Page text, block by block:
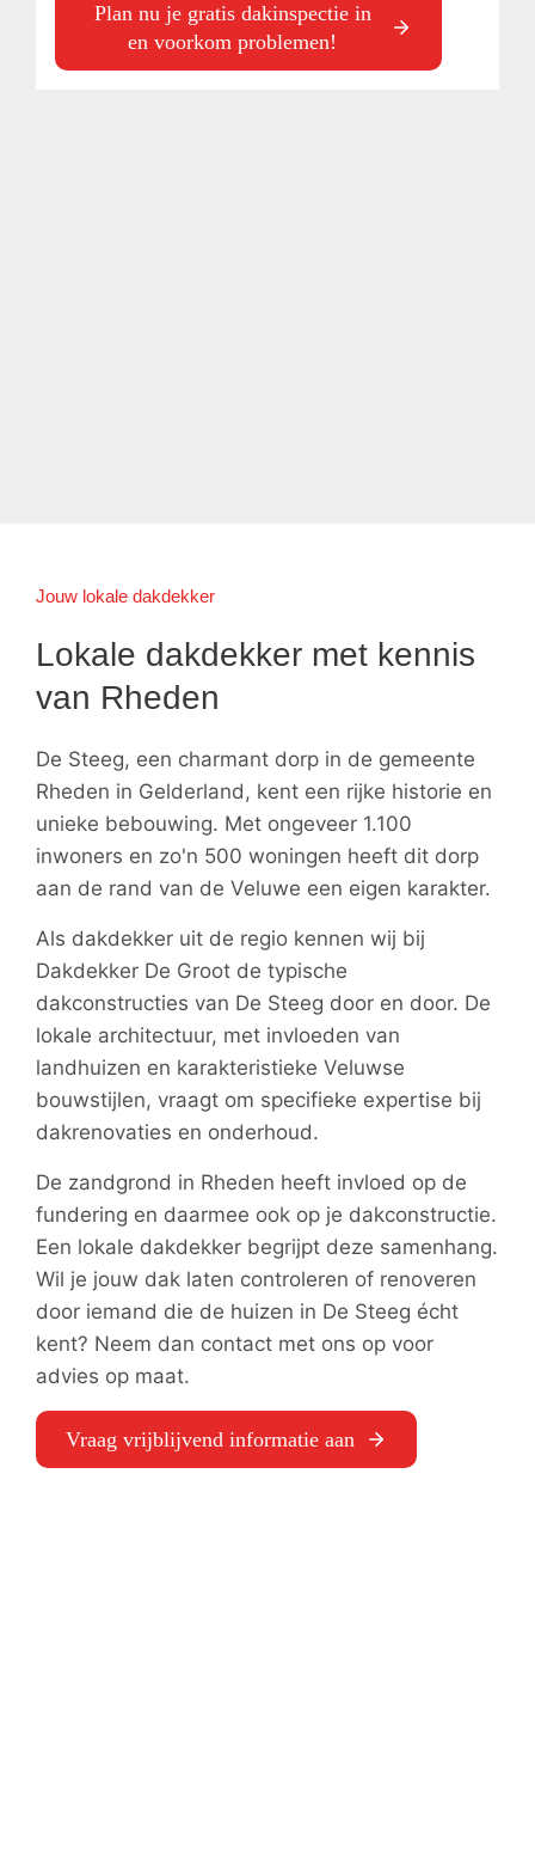
Plan nu je gratis dakinspectie in
en voorkom problemen!
Jouw lokale dakdekker
Lokale dakdekker met kennis
van Rheden
De Steeg, een charmant dorp in de gemeente
Rheden in Gelderland, kent een rijke historie en
unieke bebouwing. Met ongeveer 1.100
inwoners en zo'n 500 woningen heeft dit dorp
aan de rand van de Veluwe een eigen karakter.
Als dakdekker uit de regio kennen wij bij
Dakdekker De Groot de typische
dakconstructies van De Steeg door en door. De
lokale architectuur, met invloeden van
landhuizen en karakteristieke Veluwse
bouwstijlen, vraagt om specifieke expertise bij
dakrenovaties en onderhoud.
De zandgrond in Rheden heeft invloed op de
fundering en daarmee ook op je dakconstructie.
Een lokale dakdekker begrijpt deze samenhang.
Wil je jouw dak laten controleren of renoveren
door iemand die de huizen in De Steeg écht
kent? Neem dan contact met ons op voor
advies op maat.
Vraag vrijblijvend informatie aan